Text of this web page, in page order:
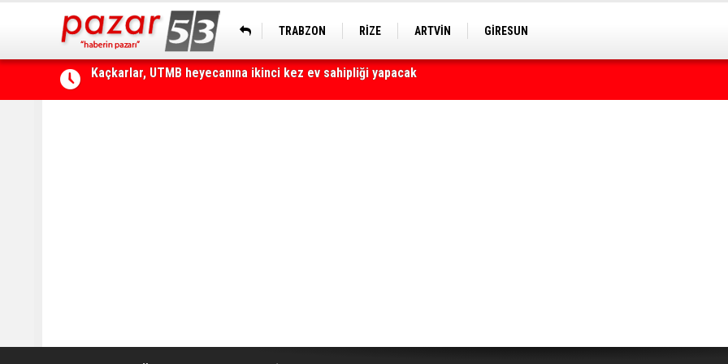
TRABZON RİZE ARTVİN GİRESUN
Çamlıhemşin'de otomobilin üzerine kaya düştü: 1 yaralı